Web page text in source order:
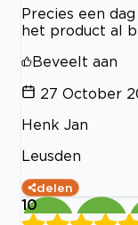
Precies een
het product al
Beveelt aan
27 October
Henk Jan
Leusden
delen
10